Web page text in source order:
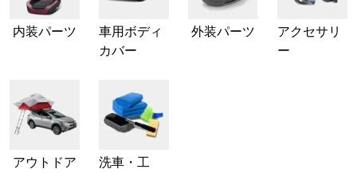
内装パーツ
車用ボディ
カバー
外装パーツ
アクセサリ
ー
アウトドア
洗車・工